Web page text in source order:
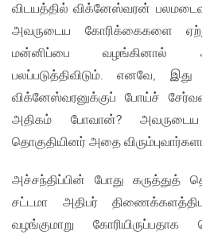
விடயத்தில் விக்னேஸ்வரன்
அவருடைய கோரிக்கைகளை
மன்னிப்பை வழங்கினால்
பலப்படுத்திவிடும். எனவே, இது
விக்னேஸ்வரனுக்குப் போய்ச்
அதிகம் போவான்? அவருடைய
தொகுதியினர் அதை
அச்சந்திப்பின் போது கருத்துத்
சட்டமா அதிபர்
வழங்குமாறு